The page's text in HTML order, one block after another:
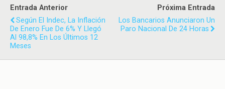
Entrada Anterior
Según El Indec, La Inflación
De Enero Fue De 6% Y Llegó
Al 98,8% En Los Últimos 12
Meses
Próxima Entrada
Los Bancarios Anunciaron Un
Paro Nacional De 24 Horas